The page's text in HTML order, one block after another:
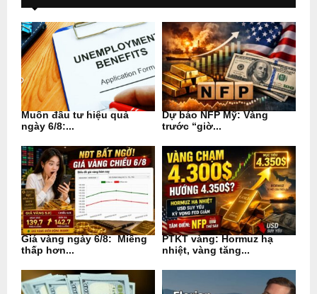
Muốn đầu tư hiệu quả
ngày 6/8:...
Dự báo NFP Mỹ: Vàng
trước “giờ...
Giá vàng ngày 6/8: Miếng
thấp hơn...
PTKT vàng: Hormuz hạ
nhiệt, vàng tăng...